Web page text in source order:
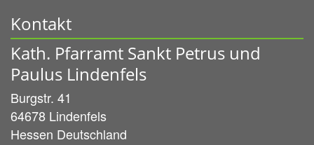
Kontakt
Kath. Pfarramt Sankt Petrus und
Paulus Lindenfels
Burgstr. 41
64678 Lindenfels
Hessen Deutschland